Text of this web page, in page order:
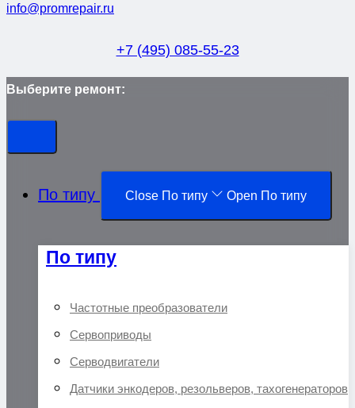
info@promrepair.ru
+7 (495) 085-55-23
Выберите ремонт:
По типу Close По типу Open По типу
По типу
Частотные преобразователи
Сервоприводы
Серводвигатели
Датчики энкодеров, резольверов, тахогенераторов